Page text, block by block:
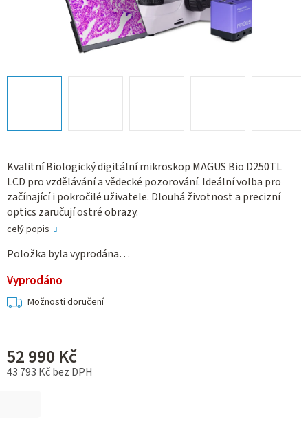
Kvalitní Biologický digitální mikroskop MAGUS Bio D250TL
LCD pro vzdělávání a vědecké pozorování. Ideální volba pro
začínající i pokročilé uživatele. Dlouhá životnost a precizní
optics zaručují ostré obrazy.
celý popis
Položka byla vyprodána…
Vyprodáno
Možnosti doručení
52 990 Kč
43 793 Kč bez DPH